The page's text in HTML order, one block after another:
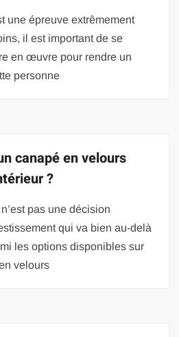
une épreuve extrêmement
il est important de se
en œuvre pour rendre un
personne
canapé en velours
?
pas une décision
qui va bien au-delà
les options disponibles sur
velours